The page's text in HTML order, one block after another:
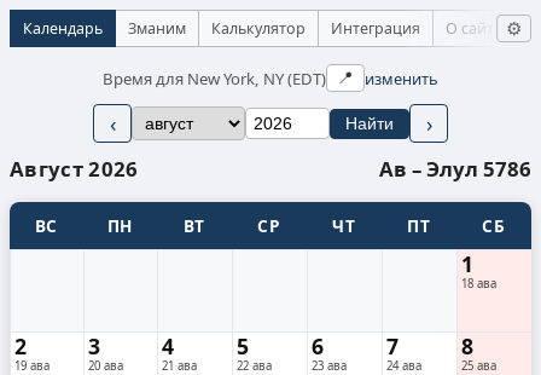
Календарь Зманим Калькулятор Интеграция О сайте ⚙
Время для New York, NY (EDT) 📍 изменить
‹ Найти ›
Август 2026 Ав – Элул 5786
ВС ПН ВТ СР ЧТ ПТ СБ
1
18 ава
2
19 ава
3
20 ава
4
21 ава
5
22 ава
6
23 ава
7
24 ава
8
25 ава